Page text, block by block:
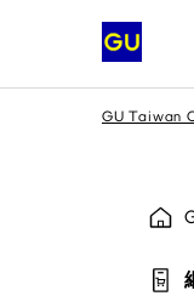
GU Taiwan